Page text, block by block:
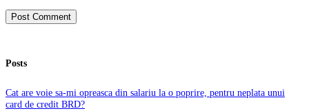
Post Comment
Posts
Cat are voie sa-mi opreasca din salariu la o poprire, pentru neplata unui
card de credit BRD?